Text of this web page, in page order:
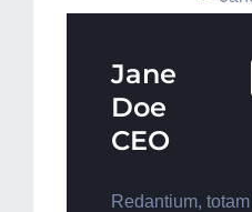
Jane
Doe
CEO
Redantium,